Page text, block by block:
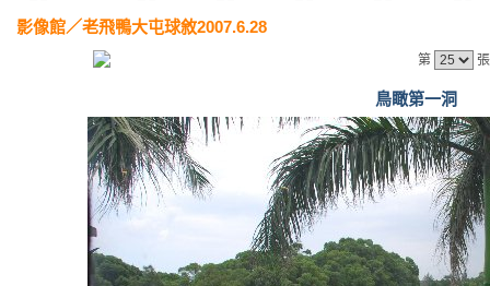
影像館／老飛鴨大屯球敘2007.6.28
第
鳥瞰第一洞